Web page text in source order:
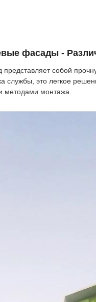
фасады -
собой
службы, это легкое
методами монтажа.